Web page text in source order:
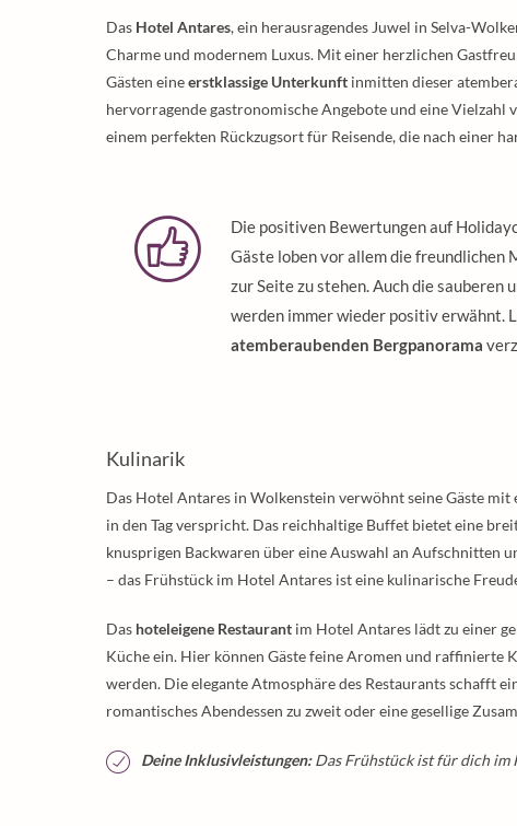
Das Hotel Antares, ein herausragendes Juwel in Selva-
Charme und modernem Luxus. Mit einer herzlichen
Gästen eineerstklassige Unterkunft inmitten dieser
hervorragende gastronomische Angebote und eine
einem perfekten Rückzugsort für Reisende, die nach einer
Die positiven Bewertungen auf
Gäste loben vor allem die freundlichen
zur Seite zu stehen. Auch die sauberen
werden immer wieder positiv erwähnt.
atemberaubenden Bergpanorama
Kulinarik
Das Hotel Antares in Wolkenstein verwöhnt seine Gäste mit
in den Tag verspricht. Das reichhaltige Buffet bietet eine
knusprigen Backwaren über eine Auswahl an Aufschnitten
– das Frühstück im Hotel Antares ist eine kulinarische
Das hoteleigene Restaurant im Hotel Antares lädt zu einer
Küche ein. Hier können Gäste feine Aromen und raffinierte
werden. Die elegante Atmosphäre des Restaurants schafft
romantisches Abendessen zu zweit oder eine gesellige
Deine Inklusivleistungen:Das Frühstück ist für dich im